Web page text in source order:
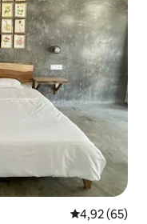
4,92 av 5 i
4,92 (65)